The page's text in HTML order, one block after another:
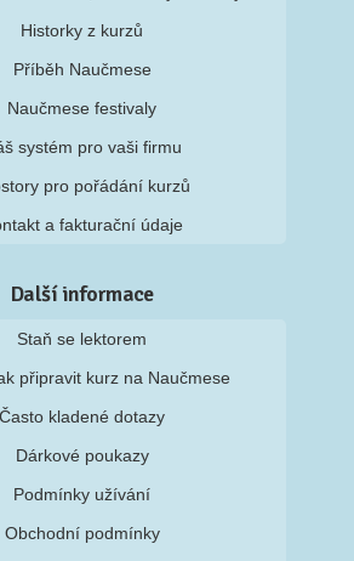
Historky z kurzů
Příběh Naučmese
Naučmese festivaly
systém pro vaši firmu
pro pořádání kurzů
a fakturační údaje
Další informace
Staň se lektorem
připravit kurz na Naučmese
Často kladené dotazy
Dárkové poukazy
Podmínky užívání
Obchodní podmínky